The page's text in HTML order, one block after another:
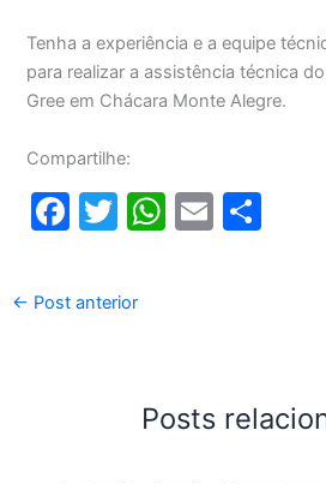
Tenha a experiência e a equipe
para realizar a assistência técnica
Gree em Chácara Monte Alegre.
Compartilhe:
F
c
e
T
itt
er
W
p
p
E
← Post anterior
Posts